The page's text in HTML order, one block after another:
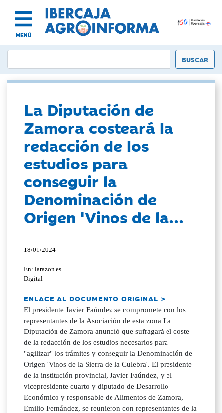
MENÚ
La Diputación de
Zamora costeará la
redacción de los
estudios para
conseguir la
Denominación de
Origen 'Vinos de la...
18/01/2024
En: larazon.es
Digital
ENLACE AL DOCUMENTO ORIGINAL >
El presidente Javier Faúndez se compromete con los
representantes de la Asociación de esta zona La
Diputación de Zamora anunció que sufragará el coste
de la redacción de los estudios necesarios para
"agilizar" los trámites y conseguir la Denominación de
Origen 'Vinos de la Sierra de la Culebra'. El presidente
de la institución provincial, Javier Faúndez, y el
vicepresidente cuarto y diputado de Desarrollo
Económico y responsable de Alimentos de Zamora,
Emilio Fernández, se reunieron con representantes de la